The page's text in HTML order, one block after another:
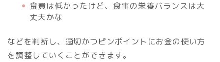
食費は低かったけど、食事の栄養バランスは大
丈夫かな
などを判断し、適切かつピンポイントにお金の使い方
を調整していくことができます。